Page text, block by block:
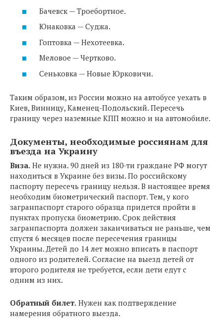
Бачевск — Троебортное.
Юнаковка — Суджа.
Гоптовка — Нехотеевка.
Меловое — Чертково.
Сеньковка — Новые Юрковичи.
Таким образом, из России можно на автобусе уехать в
Киев, Винницу, Каменец-Подольский. Пересечь
границу через наземные КПП можно и на автомобиле.
Документы, необходимые россиянам для
въезда на Украину
Виза. Не нужна. 90 дней из 180-ти граждане РФ могут
находиться в Украине без визы. По российскому
паспорту пересечь границу нельзя. В настоящее время
необходим биометрический паспорт. Тем, у кого
загранпаспорт старого образца придется пройти в
пунктах пропуска биометрию. Срок действия
загранпаспорта должен заканчиваться не раньше, чем
спустя 6 месяцев после пересечения границы
Украины. Детей до 14 лет можно вписать в паспорт
одного из родителей. Согласие на выезд детей от
второго родителя не требуется, если дети едут с
одним из них.
Обратный билет. Нужен как подтверждение
намерения обратного выезда.